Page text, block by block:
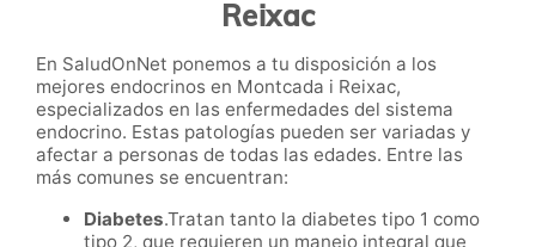
Reixac
En SaludOnNet ponemos a tu disposición a los
mejores endocrinos en Montcada i Reixac,
especializados en las enfermedades del sistema
endocrino. Estas patologías pueden ser variadas y
afectar a personas de todas las edades. Entre las
más comunes se encuentran:
Diabetes.Tratan tanto la diabetes tipo 1 como
tipo 2, que requieren un manejo integral que